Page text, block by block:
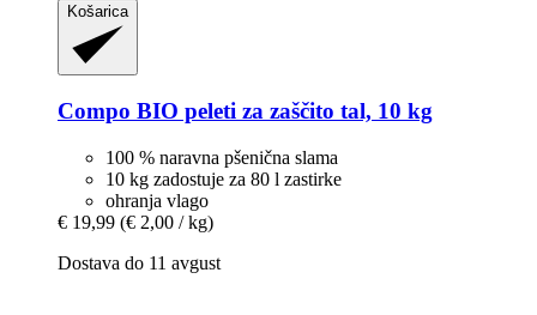
Košarica
Compo BIO peleti za zaščito tal, 10 kg
100 % naravna pšenična slama
10 kg zadostuje za 80 l zastirke
ohranja vlago
€ 19,99 (€ 2,00 / kg)
Dostava do 11 avgust